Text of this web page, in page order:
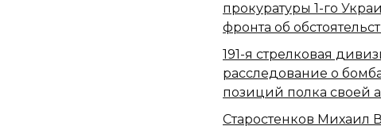
прокуратуры 1-го
фронта об
191-я стрелковая
расследование о
позиций полка своей
Старостенков Михаил